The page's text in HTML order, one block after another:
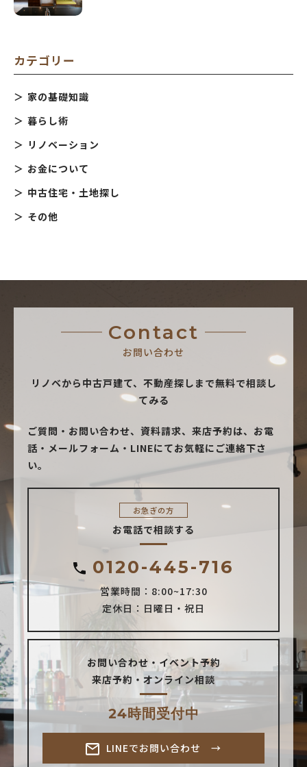
カテゴリー
家の基礎知識
暮らし術
リノベーション
お金について
中古住宅・土地探し
その他
Contact
お問い合わせ
リノベから中古戸建て、不動産探しまで無料で相談し
てみる
ご質問・お問い合わせ、資料請求、来店予約は、 お電
話・メールフォーム・LINEにてお気軽にご連絡下さ
い。
お急ぎの方
お電話で相談する
0120-445-716
営業時間：8:00~17:30
定休日：日曜日・祝日
お問い合わせ・イベント予約
来店予約・オンライン相談
24時間受付中
LINEでお問い合わせ →